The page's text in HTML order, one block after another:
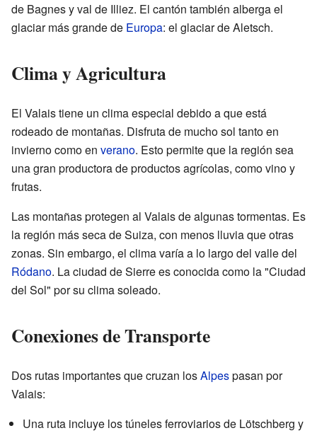
de Bagnes y val de Illiez. El cantón también alberga el
glaciar más grande de Europa: el glaciar de Aletsch.
Clima y Agricultura
El Valais tiene un clima especial debido a que está
rodeado de montañas. Disfruta de mucho sol tanto en
invierno como en verano. Esto permite que la región sea
una gran productora de productos agrícolas, como vino y
frutas.
Las montañas protegen al Valais de algunas tormentas. Es
la región más seca de Suiza, con menos lluvia que otras
zonas. Sin embargo, el clima varía a lo largo del valle del
Ródano. La ciudad de Sierre es conocida como la "Ciudad
del Sol" por su clima soleado.
Conexiones de Transporte
Dos rutas importantes que cruzan losAlpespasan por
Valais:
Una ruta incluye los túneles ferroviarios de Lötschberg y